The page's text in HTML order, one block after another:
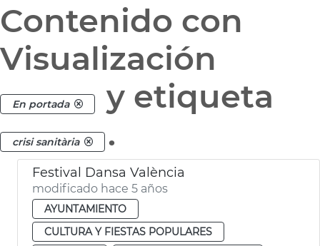
Contenido con
Visualización
En portada y etiqueta
crisi sanitària .
Festival Dansa València
modificado hace 5 años
AYUNTAMIENTO
CULTURA Y FIESTAS POPULARES